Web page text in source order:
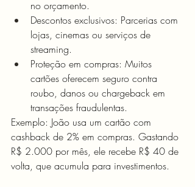
no orçamento.
Descontos exclusivos: Parcerias com
lojas, cinemas ou serviços de
streaming.
Proteção em compras: Muitos
cartões oferecem seguro contra
roubo, danos ou chargeback em
transações fraudulentas.
Exemplo: João usa um cartão com
cashback de 2% em compras. Gastando
R$ 2.000 por mês, ele recebe R$ 40 de
volta, que acumula para investimentos.